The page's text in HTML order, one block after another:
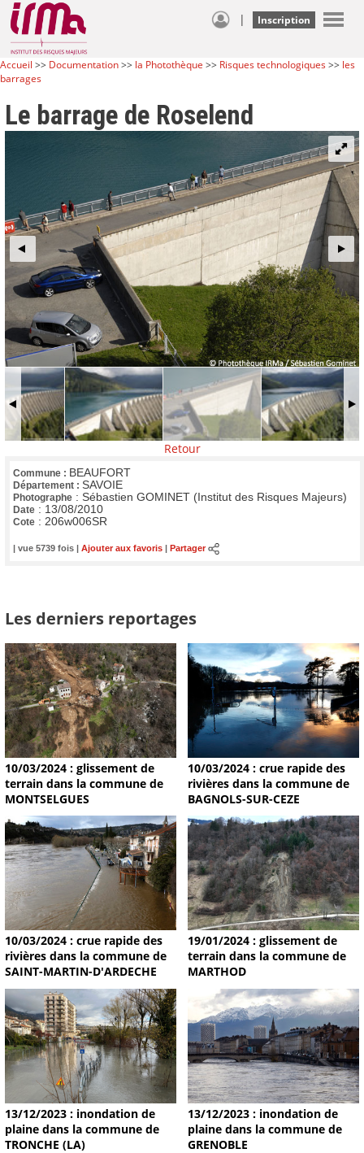
| Inscription
Accueil >> Documentation>> la Photothèque >> Risques technologiques>> les
barrages
Le barrage de Roselend
Retour
Commune : BEAUFORT
Département : SAVOIE
Photographe : Sébastien GOMINET (Institut des Risques Majeurs)
Date : 13/08/2010
Cote : 206w006SR
| vue 5739 fois | Ajouter aux favoris Partager
Les derniers reportages
10/03/2024 : glissement de
terrain dans la commune de
MONTSELGUES
10/03/2024 : crue rapide des
rivières dans la commune de
BAGNOLS-SUR-CEZE
10/03/2024 : crue rapide des
rivières dans la commune de
SAINT-MARTIN-D'ARDECHE
19/01/2024 : glissement de
terrain dans la commune de
MARTHOD
13/12/2023 : inondation de
plaine dans la commune de
TRONCHE (LA)
13/12/2023 : inondation de
plaine dans la commune de
GRENOBLE